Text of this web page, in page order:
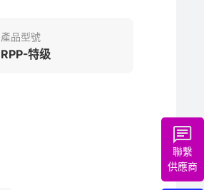
聯繫
供應商
產品型號
RPP-特级